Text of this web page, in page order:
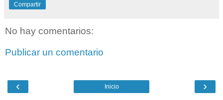
Compartir
No hay comentarios:
Publicar un comentario
‹ ›
Inicio